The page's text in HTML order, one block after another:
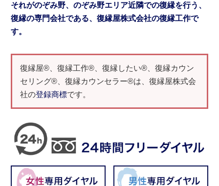
それがのぞみ野、のぞみ野エリア近隣での復縁を行う、
復縁の専門会社である、復縁屋株式会社の復縁工作で
す。
復縁屋®、復縁工作®、復縁したい®、復縁カウン
セリング®、復縁カウンセラー®は、復縁屋株式会
社の登録商標です。